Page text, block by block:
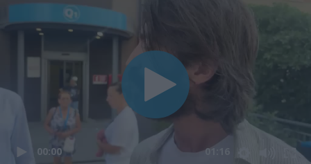
00:00 01:16